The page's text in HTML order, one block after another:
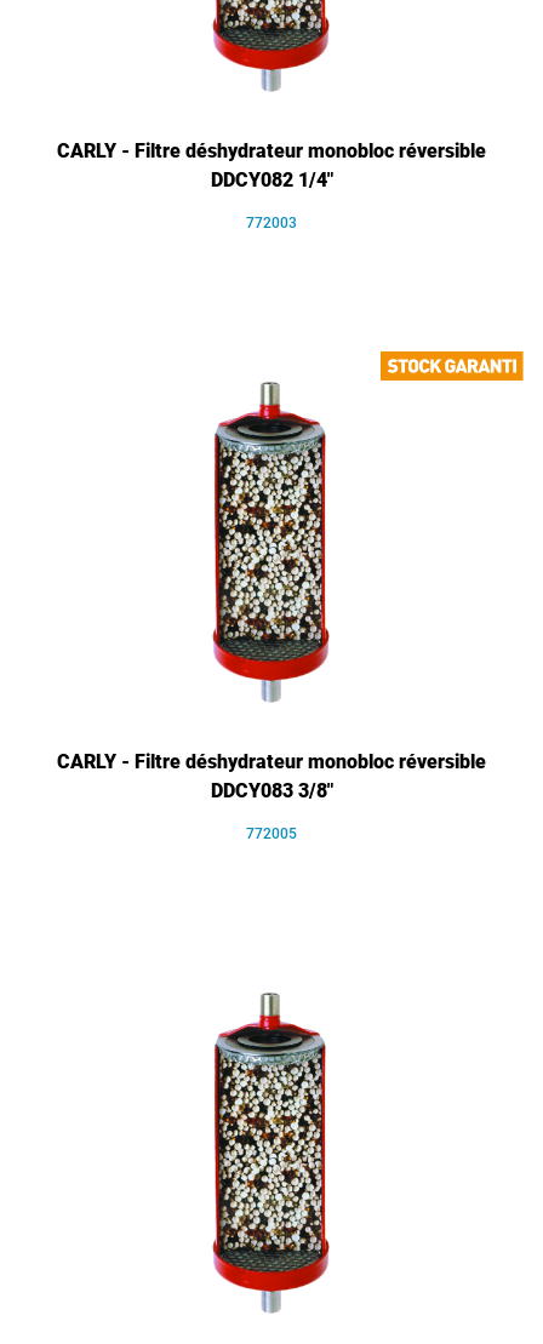
CARLY - Filtre déshydrateur monobloc réversible
DDCY082 1/4"
772003
CARLY - Filtre déshydrateur monobloc réversible
DDCY083 3/8"
772005